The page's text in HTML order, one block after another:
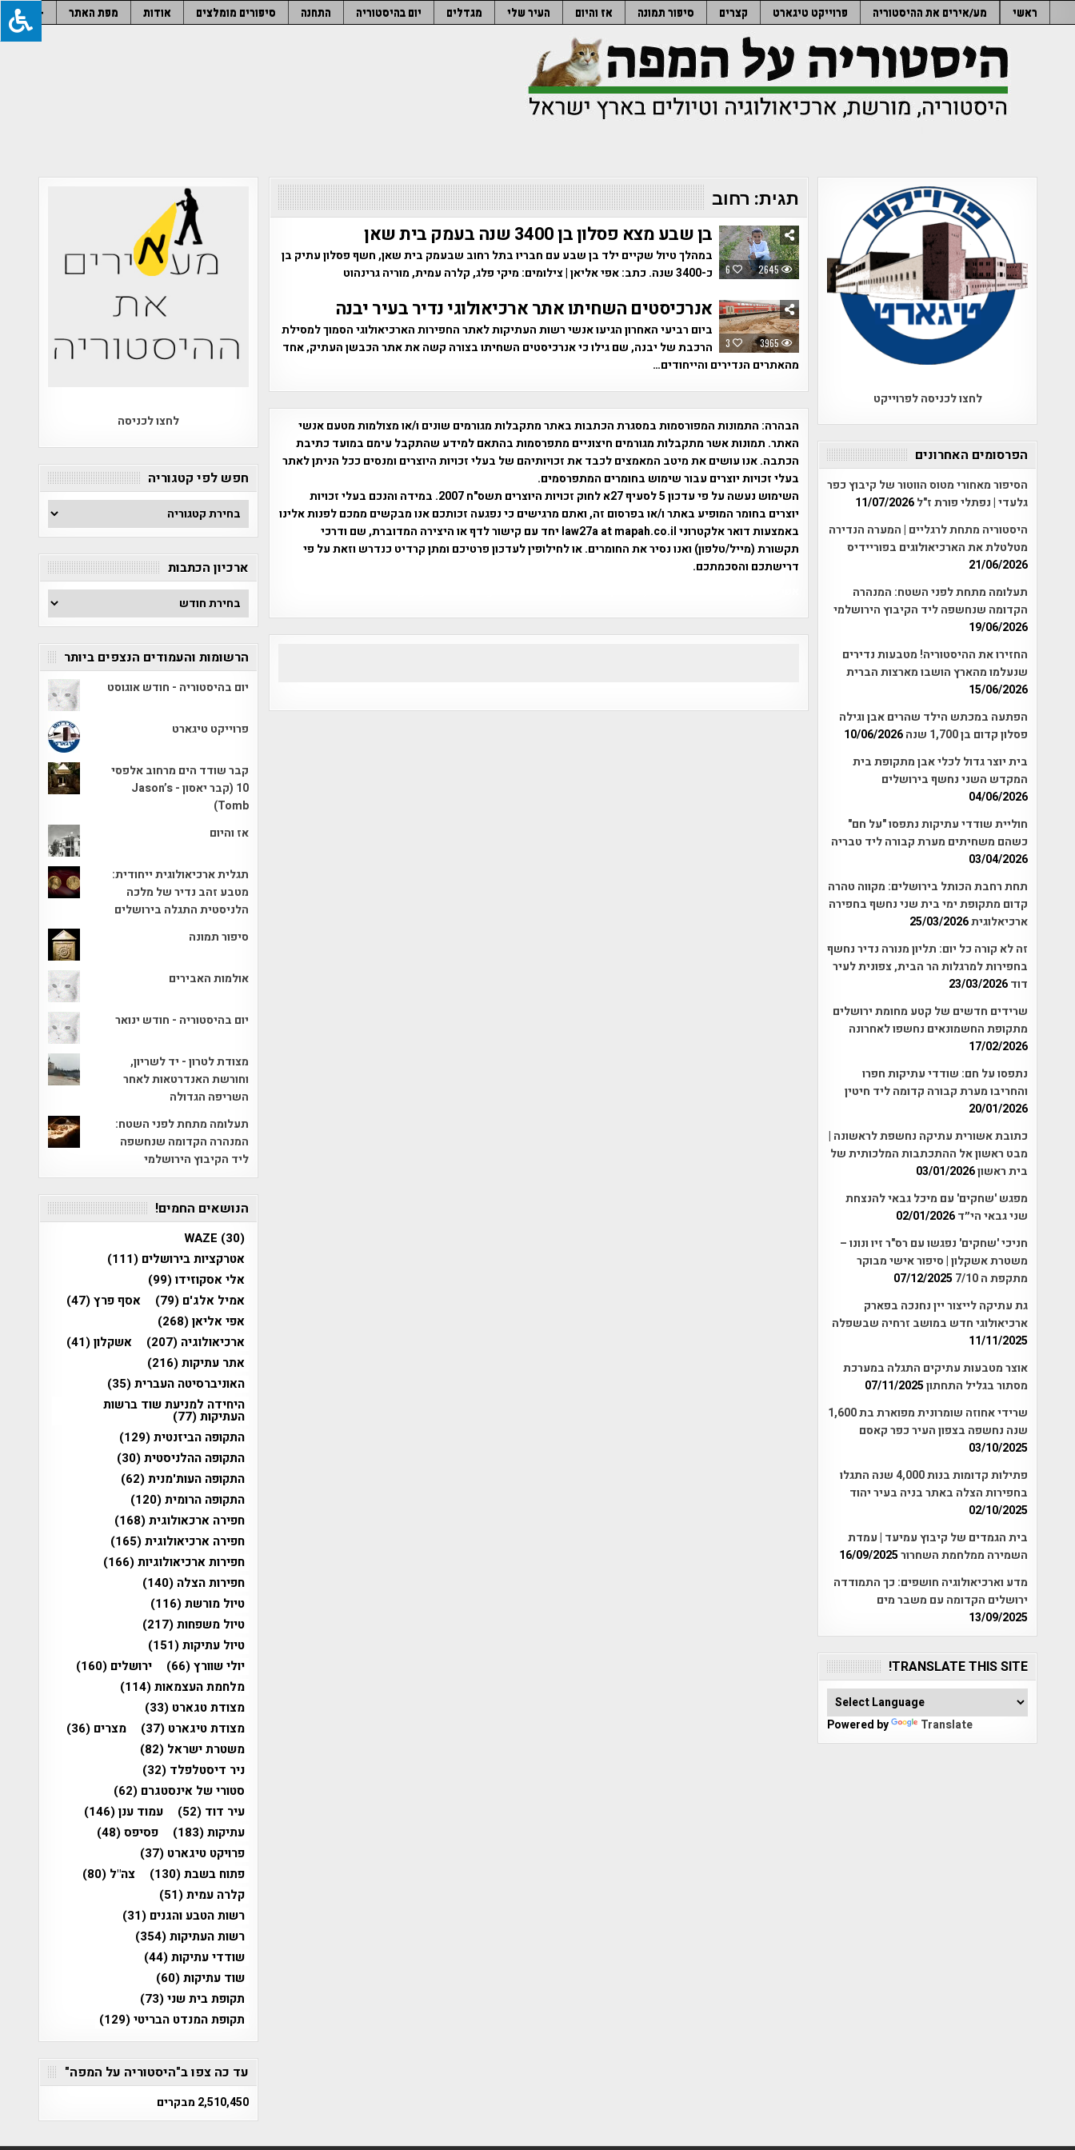
to
ראשי מע/אירים את ההיסטוריה פרוייקט טיגארט קצרים סיפור תמונה אז והיום העיר שלי מגדלים יום בהיסטוריה התחנה סיפורים מומלצים אודות מפת האתר –
תגית: רחוב
6 2645
בן שבע מצא פסלון בן 3400 שנה בעמק בית שאן
במהלך טיול שקיים ילד בן שבע עם חבריו בתל רחוב שבעמק בית שאן, חשף פסלון עתיק בן
כ-3400 שנה. כתב: אפי אליאן | צילומים: מיקי פלג, קלרה עמית, מוריה גרינהוט
3 3965
אנרכיסטים השחיתו אתר ארכיאולוגי נדיר בעיר יבנה
ביום רביעי האחרון הגיעו אנשי רשות העתיקות לאתר החפירות הארכיאולוגי הסמוך למסילת
הרכבת של יבנה, שם גילו כי אנרכיסטים השחיתו בצורה קשה את אתר הכבשן העתיק, אחד
מהאתרים הנדירים והייחודים…
הבהרה: התמונות המפורסמות במסגרת הכתבות באתר מתקבלות מגורמים שונים ו/או מצולמות מטעם אנשי
האתר. תמונות אשר מתקבלות מגורמים חיצוניים מתפרסמות בהתאם למידע שהתקבל עימם במועד כתיבת
הכתבה. אנו עושים את מיטב המאמצים לכבד את זכויותיהם של בעלי זכויות היוצרים ומנסים ככל הניתן לאתר
בעלי זכויות יוצרים עבור שימוש בחומרים המתפרסמים.
השימוש נעשה על פי עדכון 5 לסעיף 27א לחוק זכויות היוצרים תשס"ח 2007. במידה והנכם בעלי זכויות
יוצרים בחומר המופיע באתר ו/או בפרסום זה, ואתם מרגישים כי נפגעה זכותכם אנו מבקשים ממכם לפנות אלינו
באמצעות דואר אלקטרוני law27a at mapah.co.il יחד עם קישור לדף או היצירה המדוברת, שם ודרכי
תקשורת (מייל/טלפון) ואנו נסיר את החומרים. או לחילופין לעדכון פרטיכם ומתן קרדיט כנדרש וזאת על פי
דרישתכם והסכמתכם.
לחצו לכניסה לפרוייקט
הפרסומים האחרונים
הסיפור מאחורי מטוס הווטור של קיבוץ כפר
גלעדי | נפתלי פורת ז"ל11/07/2026
היסטוריה מתחת לרגליים | המערה הנדירה
מטלטלת את הארכיאולוגים בפוריידיס
21/06/2026
תעלומה מתחת לפני השטח: המנהרה
הקדומה שנחשפה ליד הקיבוץ הירושלמי
19/06/2026
החזירו את ההיסטוריה! מטבעות נדירים
שנעלמו מהארץ הושבו מארצות הברית
15/06/2026
הפתעה במכתש הילד שהרים אבן וגילה
פסלון קדום בן 1,700 שנה
10/06/2026
בית יוצר גדול לכלי אבן מתקופת בית
המקדש השני נחשף בירושלים
04/06/2026
חוליית שודדי עתיקות נתפסו "על חם"
כשהם משחיתים מערת קבורה ליד טבריה
03/04/2026
תחת רחבת הכותל בירושלים: מקווה טהרה
קדום מתקופת ימי בית שני נחשף בחפירה
ארכיאלוגית25/03/2026
זה לא קורה כל יום: תליון מנורה נדיר נחשף
בחפירות למרגלות הר הבית, צפונית לעיר
דוד23/03/2026
שרידים חדשים של קטע מחומת ירושלים
מתקופת החשמונאים נחשפו לאחרונה
17/02/2026
נתפסו על חם: שודדי עתיקות חפרו
והחריבו מערת קבורה קדומה ליד חיטין
20/01/2026
כתובת אשורית עתיקה נחשפת לראשונה |
מבט ראשון אל ההתכתבות המלכותית של
בית ראשון03/01/2026
מפגש 'שחקים' עם מיכל גבאי להנצחת
שני גבאי הי״ד02/01/2026
חניכי 'שחקים' נפגשו עם רס"ר זיו ונונו –
משטרת אשקלון | סיפור אישי מבוקר
מתקפת ה 7/10
07/12/2025
גת עתיקה לייצור יין נחנכה בפארק
ארכיאולוגי חדש במושב זרחיה שבשפלה
11/11/2025
אוצר מטבעות עתיקים התגלה במערכת
מסתור בגליל התחתון07/11/2025
שרידי אחוזה שומרונית מפוארת בת 1,600
שנה נחשפה בצפון העיר כפר קאסם
03/10/2025
פתילות קדומות בנות 4,000 שנה התגלו
בחפירות הצלה באתר בניה בעיר יהוד
02/10/2025
בית הגמדים של קיבוץ עמיעד | עמדת
השמירה ממלחמת השחרור16/09/2025
מדע וארכיאולוגיה חושפים: כך התמודדה
ירושלים הקדומה עם משבר מים
13/09/2025
TRANSLATE THIS SITE!
Powered by Translate
לחצו לכניסה
חפש לפי קטגוריה
חפש
לפי
קטגוריה
ארכיון הכתבות
ארכיון
הכתבות
הרשומות והעמודים הנצפים ביותר
יום בהיסטוריה - חודש אוגוסט
פרוייקט טיגארט
קבר שודד הים מרחוב אלפסי
10 (קבר יאסון - Jason’s
Tomb)
אז והיום
תגלית ארכיאולוגית ייחודית:
מטבע זהב נדיר של מלכה
הלניסטית התגלה בירושלים
סיפור תמונה
אולמות האבירים
יום בהיסטוריה - חודש ינואר
מצודת לטרון - יד לשריון,
וחורשת האנדרטאות לאחר
השריפה הגדולה
תעלומה מתחת לפני השטח:
המנהרה הקדומה שנחשפה
ליד הקיבוץ הירושלמי
הנושאים החמים!
WAZE (30)
אטרקציות בירושלים (111)
אלי אסקוזידו(99)
אמיל אלג'ם (79) אסף פרץ(47)
אפי אליאן(268)
ארכיאולוגיה (207) אשקלון(41)
אתר עתיקות(216)
האוניברסיטה העברית(35)
היחידה למניעת שוד ברשות
העתיקות(77)
התקופה הביזנטית(129)
התקופה ההלניסטית(30)
התקופה העות'מנית(62)
התקופה הרומית(120)
חפירה ארכאולוגית(168)
חפירה ארכיאולוגית(165)
חפירות ארכיאולוגיות(166)
חפירות הצלה (140)
טיול מורשת(116)
טיול משפחות(217)
טיול עתיקות(151)
יולי שוורץ(66) ירושלים (160)
מלחמת העצמאות(114)
מצודת טגארט (33)
מצודת טיגארט (37) מצרים (36)
משטרת ישראל (82)
ניר דיסטלפלד (32)
סטורי של אינסטגרם (62)
עיר דוד (52) עמוד ענן(146)
עתיקות(183) פסיפס(48)
פרויקט טיגארט (37)
פתוח בשבת(130) צה"ל (80)
קלרה עמית(51)
רשות הטבע והגנים (31)
רשות העתיקות(354)
שודדי עתיקות(44)
שוד עתיקות(60)
תקופת בית שני(73)
תקופת המנדט הבריטי(129)
עד כה צפו ב"היסטוריה על המפה"
2,510,450 מבקרים